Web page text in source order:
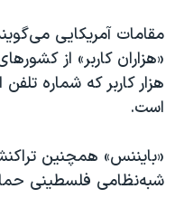
هزار کاربر که شماره تلفن
است.
«بایننس» همچنین
شبه‌نظامی فلسطینی